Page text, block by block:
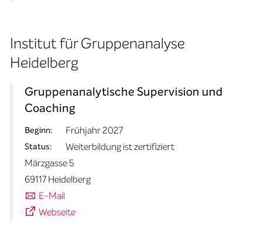
Institut für Gruppenanalyse
Heidelberg
Gruppenanalytische Supervision und
Coaching
Beginn: Frühjahr 2027
Status:
Weiterbildung ist zertifiziert
Märzgasse 5
69117 Heidelberg
E-Mail
Webseite